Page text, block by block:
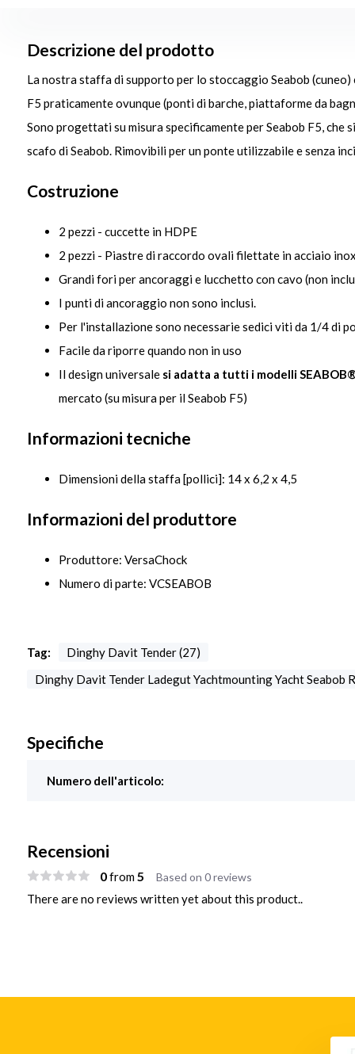
Descrizione del prodotto
La nostra staffa di supporto per lo stoccaggio Seabob
F5 praticamente ovunque (ponti di barche, piattaforme da
Sono progettati su misura specificamente per Seabob F5, che
scafo di Seabob. Rimovibili per un ponte utilizzabile e senza
Costruzione
2 pezzi - cuccette in HDPE
2 pezzi - Piastre di raccordo ovali filettate in acciaio
Grandi fori per ancoraggi e lucchetto con cavo (non
I punti di ancoraggio non sono inclusi.
Per l'installazione sono necessarie sedici viti da 1/4 di
Facile da riporre quando non in uso
Il design universale si adatta a tutti i modelli
mercato (su misura per il Seabob F5)
Informazioni tecniche
Dimensioni della staffa [pollici]: 14 x 6,2 x 4,5
Informazioni del produttore
Produttore: VersaChock
Numero di parte: VCSEABOB
Tag:
Dinghy Davit Tender (27)
Dinghy Davit Tender Ladegut Yachtmounting Yacht Seabob
Specifiche
Numero dell'articolo:
Recensioni
0from5 Based on 0 reviews
There are no reviews written yet about this product..